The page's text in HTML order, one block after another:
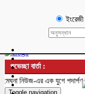
ইংরেজী
শুভেচ্ছা বার্তা :
নিউজ-এর এক যুগে পদার্পণ
Toggle navigation